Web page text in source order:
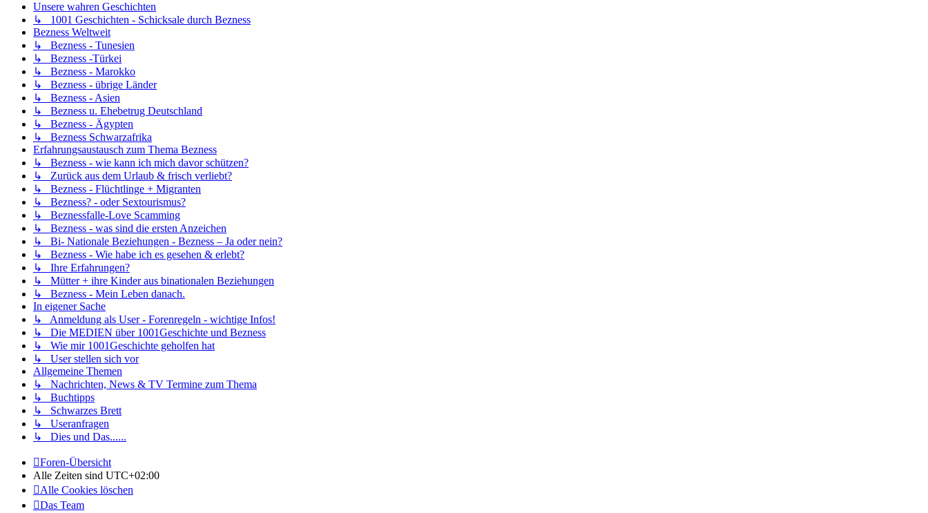
Unsere wahren Geschichten
↳ 1001 Geschichten - Schicksale durch Bezness
Bezness Weltweit
↳ Bezness - Tunesien
↳ Bezness -Türkei
↳ Bezness - Marokko
↳ Bezness - übrige Länder
↳ Bezness - Asien
↳ Bezness u. Ehebetrug Deutschland
↳ Bezness - Ägypten
↳ Bezness Schwarzafrika
Erfahrungsaustausch zum Thema Bezness
↳ Bezness - wie kann ich mich davor schützen?
↳ Zurück aus dem Urlaub & frisch verliebt?
↳ Bezness - Flüchtlinge + Migranten
↳ Bezness? - oder Sextourismus?
↳ Beznessfalle-Love Scamming
↳ Bezness - was sind die ersten Anzeichen
↳ Bi- Nationale Beziehungen - Bezness – Ja oder nein?
↳ Bezness - Wie habe ich es gesehen & erlebt?
↳ Ihre Erfahrungen?
↳ Mütter + ihre Kinder aus binationalen Beziehungen
↳ Bezness - Mein Leben danach.
In eigener Sache
↳ Anmeldung als User - Forenregeln - wichtige Infos!
↳ Die MEDIEN über 1001Geschichte und Bezness
↳ Wie mir 1001Geschichte geholfen hat
↳ User stellen sich vor
Allgemeine Themen
↳ Nachrichten, News & TV Termine zum Thema
↳ Buchtipps
↳ Schwarzes Brett
↳ Useranfragen
↳ Dies und Das......
Foren-Übersicht
Alle Zeiten sind UTC+02:00
Alle Cookies löschen
Das Team